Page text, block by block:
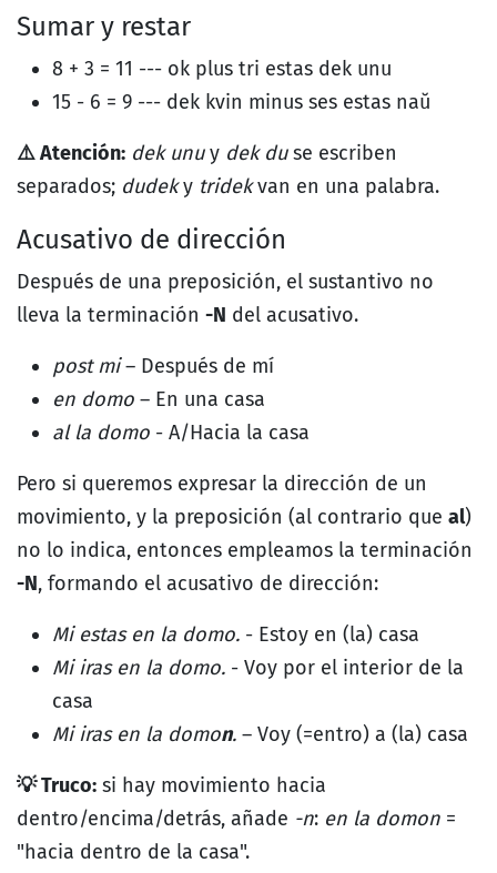
Sumar y restar
8 + 3 = 11 --- ok plus tri estas dek unu
15 - 6 = 9 --- dek kvin minus ses estas naŭ
⚠️ Atención: dek unuy dek duse escriben
separados; dudeky tridekvan en una palabra.
Acusativo de dirección
Después de una preposición, el sustantivo no
lleva la terminación -N del acusativo.
post mi– Después de mí
en domo – En una casa
al la domo - A/Hacia la casa
Pero si queremos expresar la dirección de un
movimiento, y la preposición (al contrario que al)
no lo indica, entonces empleamos la terminación
-N, formando el acusativo de dirección:
Mi estas en la domo. - Estoy en (la) casa
Mi iras en la domo. - Voy por el interior de la
casa
Mi iras en la domon. – Voy (=entro) a (la) casa
💡 Truco: si hay movimiento hacia
dentro/encima/detrás, añade -n: en la domon =
"hacia dentro de la casa".